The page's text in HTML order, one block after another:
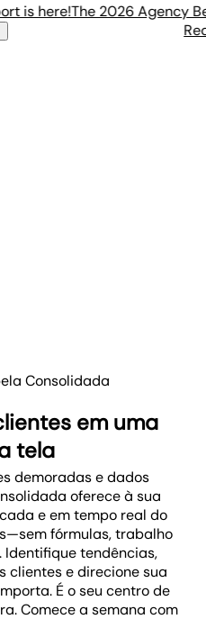
is here!The 2026 Agency
Consolidada
em uma
tela
demoradas e dados
oferece à sua
e em tempo real do
fórmulas, trabalho
Identifique tendências,
clientes e direcione sua
É o seu centro de
Comece a semana com